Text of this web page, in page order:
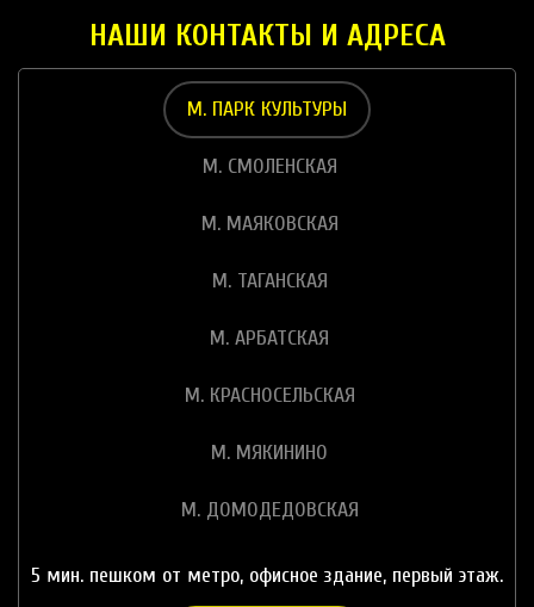
НАШИ КОНТАКТЫ И АДРЕСА
М. ПАРК КУЛЬТУРЫ
М. СМОЛЕНСКАЯ
М. МАЯКОВСКАЯ
М. ТАГАНСКАЯ
М. АРБАТСКАЯ
М. КРАСНОСЕЛЬСКАЯ
М. МЯКИНИНО
М. ДОМОДЕДОВСКАЯ
5 мин. пешком от метро, офисное здание, первый этаж.